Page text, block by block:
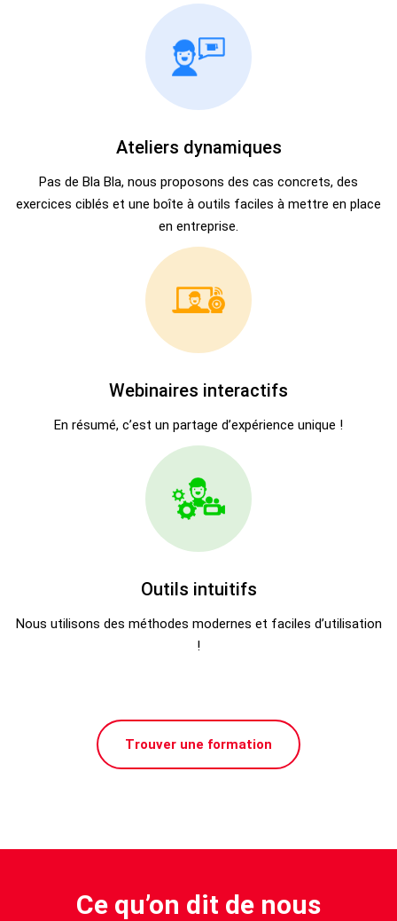
Ateliers dynamiques
Pas de Bla Bla, nous proposons des cas concrets, des
exercices ciblés et une boîte à outils faciles à mettre en place
en entreprise.
Webinaires interactifs
En résumé, c’est un partage d’expérience unique !
Outils intuitifs
Nous utilisons des méthodes modernes et faciles d’utilisation
!
Trouver une formation
Ce qu’on dit de nous